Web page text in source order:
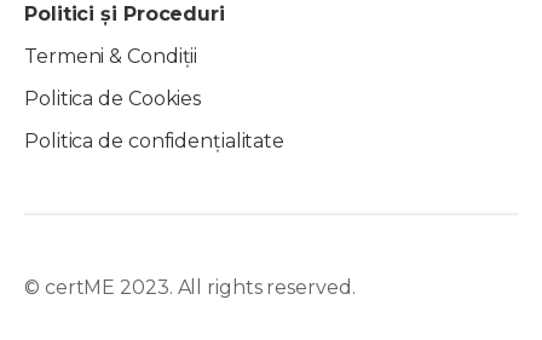
Politici și Proceduri
Termeni & Condiții
Politica de Cookies
Politica de confidențialitate
© certME 2023. All rights reserved.